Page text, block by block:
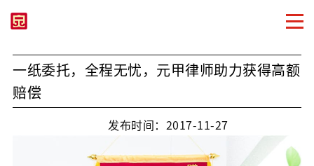
一纸委托，全程无忧，元甲律师助力获得高额
赔偿
发布时间：2017-11-27